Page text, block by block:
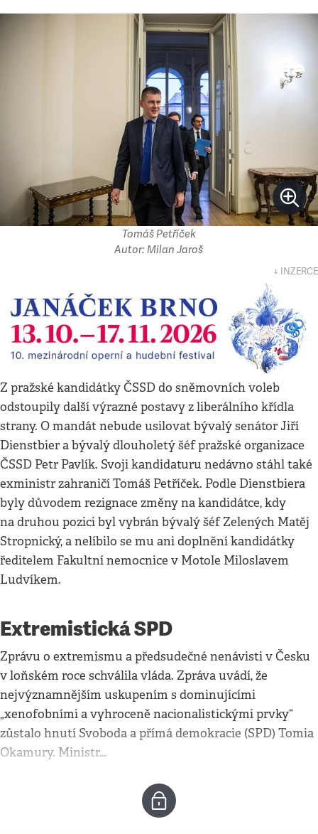
Tomáš Petříček
Autor: Milan Jaroš
↓ INZERCE
Z pražské kandidátky ČSSD do sněmovních voleb
odstoupily další výrazné postavy z liberálního křídla
strany. O mandát nebude usilovat bývalý senátor Jiří
Dienstbier a bývalý dlouholetý šéf pražské organizace
ČSSD Petr Pavlík. Svoji kandidaturu nedávno stáhl také
exministr zahraničí Tomáš Petříček. Podle Dienstbiera
byly důvodem rezignace změny na kandidátce, kdy
na druhou pozici byl vybrán bývalý šéf Zelených Matěj
Stropnický, a nelíbilo se mu ani doplnění kandidátky
ředitelem Fakultní nemocnice v Motole Miloslavem
Ludvíkem.
Extremistická SPD
Zprávu o extremismu a předsudečné nenávisti v Česku
v loňském roce schválila vláda. Zpráva uvádí, že
nejvýznamnějším uskupením s dominujícími
„xenofobními a vyhroceně nacionalistickými prvky“
zůstalo hnutí Svoboda a přímá demokracie (SPD) Tomia
Okamury. Ministr…